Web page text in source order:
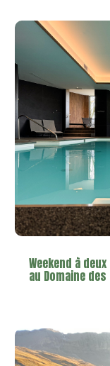
Weekend à
au Domaine